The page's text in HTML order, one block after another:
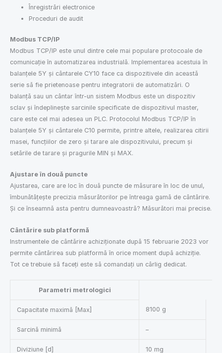
Înregistrări electronice
Proceduri de audit
Modbus TCP/IP
Modbus TCP/IP este unul dintre cele mai populare protocoale de
comunicație în automatizarea industrială. Implementarea acestuia în
balanțele 5Y și cântarele CY10 face ca dispozitivele din această
serie să fie prietenoase pentru integratorii de automatizări. O
balanță sau un cântar într-un sistem Modbus este un dispozitiv
sclav și îndeplinește sarcinile specificate de dispozitivul master,
care este cel mai adesea un PLC. Protocolul Modbus TCP/IP în
balanțele 5Y și cântarele C10 permite, printre altele, realizarea citirii
masei, funcțiilor de zero și tarare ale dispozitivului, precum și
setările de tarare și pragurile MIN și MAX.
Ajustare în două puncte
Ajustarea, care are loc în două puncte de măsurare în loc de unul,
îmbunătățește precizia măsurătorilor pe întreaga gamă de cântărire.
Și ce înseamnă asta pentru dumneavoastră? Măsurători mai precise.
Cântărire sub platformă
Instrumentele de cântărire achiziționate după 15 februarie 2023 vor
permite cântărirea sub platformă în orice moment după achiziție.
Tot ce trebuie să faceți este să comandați un cârlig dedicat.
Parametri metrologici
Capacitate maximă [Max] 8100 g
Sarcină minimă –
Diviziune [d] 10 mg